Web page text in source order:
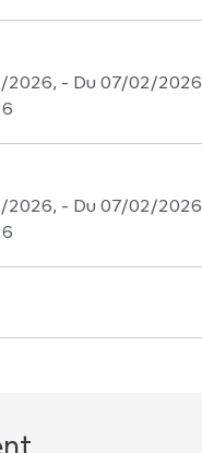
- Du 07/02/
- Du 07/02/